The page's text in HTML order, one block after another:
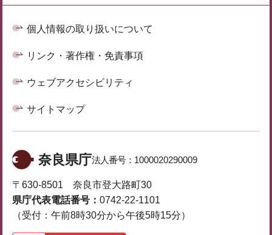
個人情報の取り扱いについて
リンク・著作権・免責事項
ウェブアクセシビリティ
サイトマップ
奈良県庁法人番号： 1000020290009
〒630-8501 奈良市登大路町30
県庁代表電話番号： 0742-22-1101
（受付：午前8時30分から午後5時15分）